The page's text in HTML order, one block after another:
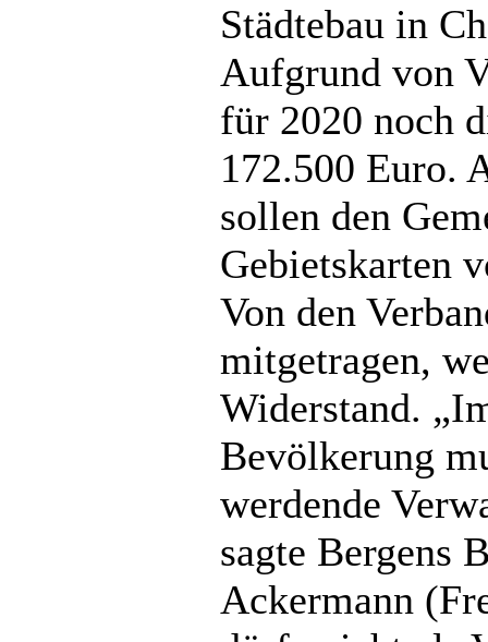
Städtebau in
Aufgrund von
für 2020 noch
172.500 Euro.
sollen den
Gebietskarten
Von den
mitgetragen,
Widerstand.
Bevölkerung
werdende
sagte Bergens
Ackermann